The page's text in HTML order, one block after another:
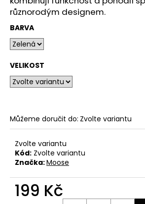
různorodým designem.
BARVA
VELIKOST
Můžeme doručit do: Zvolte variantu
Zvolte variantu
Kód: Zvolte variantu
Značka:Moose
199 Kč
D
o
p
o
u
č
u
m
e
CYKLISTICKÉ
PONOŽKY
FRESH
10
139